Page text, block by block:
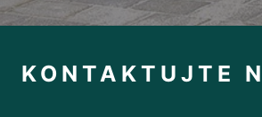
KONTAKTUJTE